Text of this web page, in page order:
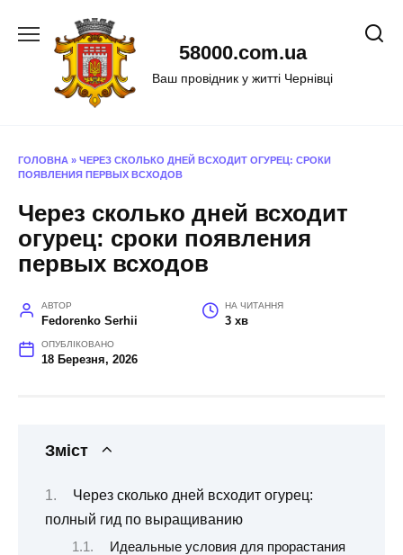
58000.com.ua
Ваш провідник у житті Чернівці
ГОЛОВНА » ЧЕРЕЗ СКОЛЬКО ДНЕЙ ВСХОДИТ ОГУРЕЦ: СРОКИ
ПОЯВЛЕНИЯ ПЕРВЫХ ВСХОДОВ
Через сколько дней всходит
огурец: сроки появления
первых всходов
АВТОР
Fedorenko Serhii
НА ЧИТАННЯ
3 хв
ОПУБЛІКОВАНО
18 Березня, 2026
Зміст
Через сколько дней всходит огурец:
полный гид по выращиванию
Идеальные условия для прорастания